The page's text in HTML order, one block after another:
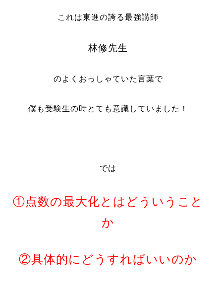
これは東進の誇る最強講師
林修先生
のよくおっしゃていた言葉で
僕も受験生の時とても意識していました！
では
①点数の最大化とはどういうこと
か
②具体的にどうすればいいのか